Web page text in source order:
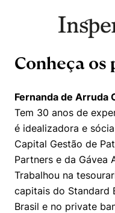
Conheça
Fernanda de Arruda
Tem 30 anos de
é idealizadora e
Capital Gestão de
Partners e da Gávea
Trabalhou na
capitais do Standard
Brasil e no private